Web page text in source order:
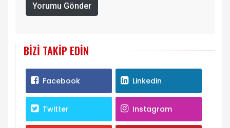
Yorumu Gönder
BIZI TAKIP EDIN
Facebook Linkedin
Twitter Instagram